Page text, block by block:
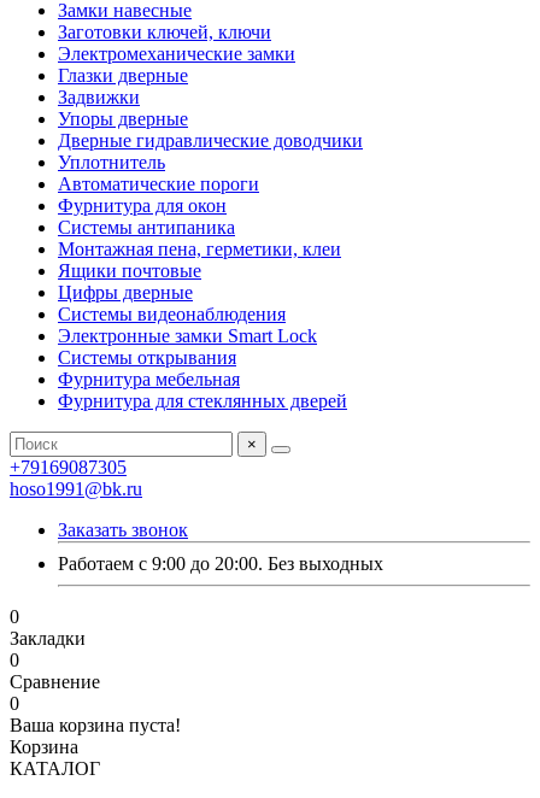
Замки навесные
Заготовки ключей, ключи
Электромеханические замки
Глазки дверные
Задвижки
Упоры дверные
Дверные гидравлические доводчики
Уплотнитель
Автоматические пороги
Фурнитура для окон
Системы антипаника
Монтажная пена, герметики, клеи
Ящики почтовые
Цифры дверные
Системы видеонаблюдения
Электронные замки Smart Lock
Системы открывания
Фурнитура мебельная
Фурнитура для стеклянных дверей
×
+79169087305
hoso1991@bk.ru
Заказать звонок
Работаем с 9:00 до 20:00. Без выходных
0
Закладки
0
Сравнение
0
Ваша корзина пуста!
Корзина
КАТАЛОГ